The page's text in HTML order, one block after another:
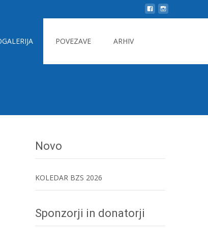
POVEZAVE ARHIV
Novo
KOLEDAR BZS 2026
Sponzorji in donatorji